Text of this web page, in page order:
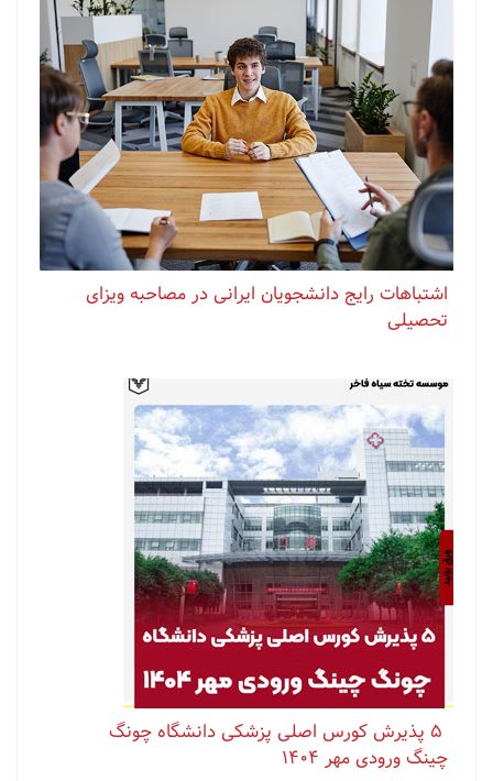
اشتباهات رایج دانشجویان ایرانی در مصاحبه ویزای
تحصیلی
چینگ ورودی مهر ۱۴۰۴